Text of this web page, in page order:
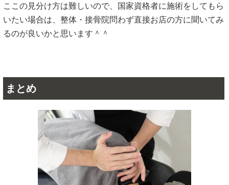
ここの見分け方は難しいので、国家資格者に施術をしてもら
いたい場合は、整体・接骨院問わず直接お店の方に聞いてみ
るのが良いかと思います＾＾
まとめ